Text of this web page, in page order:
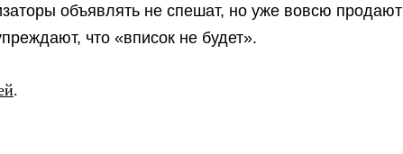
объявлять не спешат, но уже вовсю продают
что «вписок не будет».
.